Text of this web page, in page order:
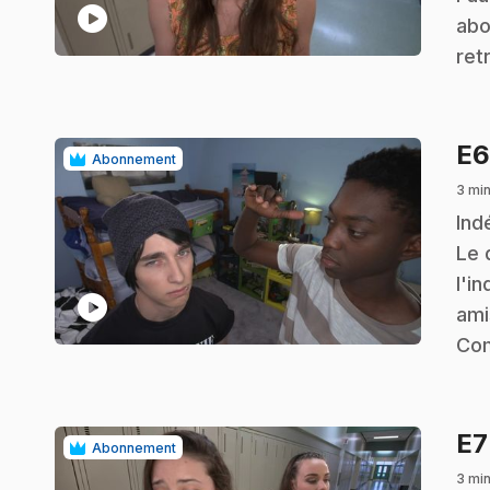
play_circle
Abonnement
play_circle
E6
3
.
Le
Abonnement E7
3